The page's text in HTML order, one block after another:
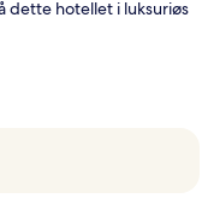
dette hotellet i luksuriøs
i området og fordi
U-Bahn-
minutter å gå til